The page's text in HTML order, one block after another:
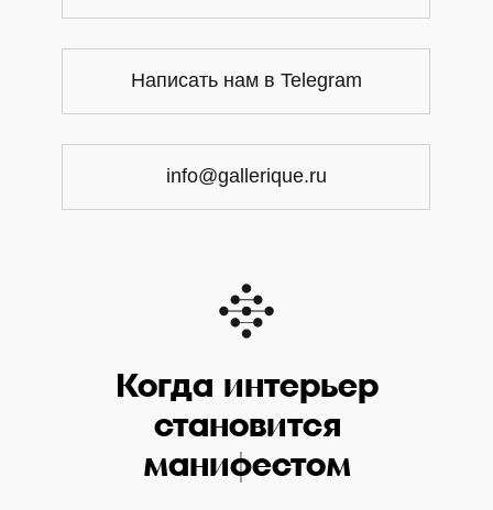
Когда интерьер
становится
манифестом
info@gallerique.ru
Написать нам в Telegram